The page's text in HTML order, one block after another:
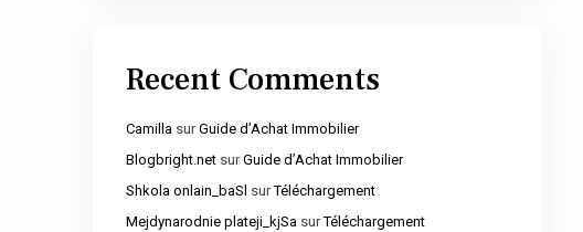
Recent Comments
CamillasurGuide d’Achat Immobilier
Blogbright.netsurGuide d’Achat Immobilier
Shkola onlain_baSl surTéléchargement
Mejdynarodnie plateji_kjSasurTéléchargement